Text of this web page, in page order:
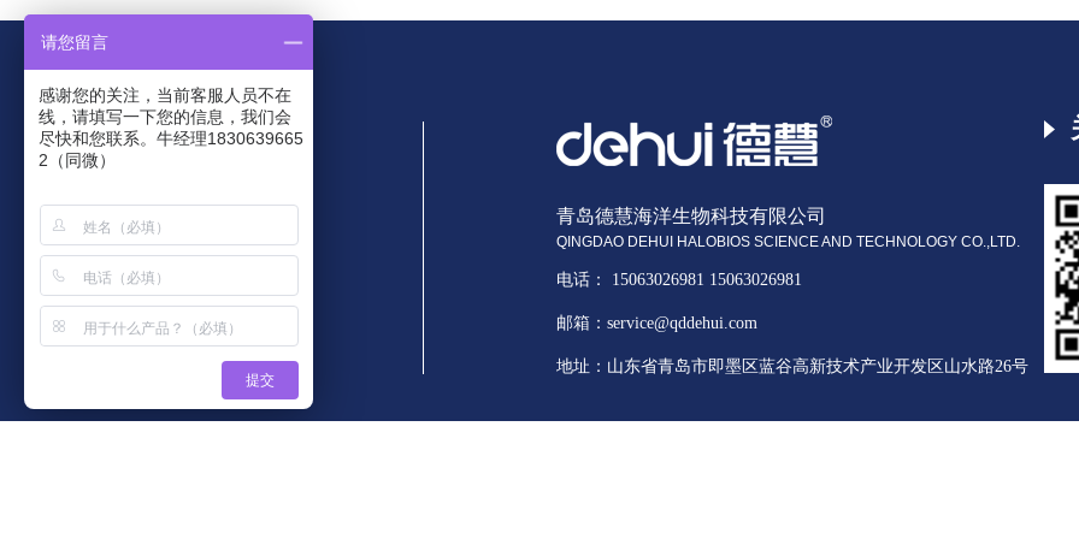
香肠专用粉
火腿专用粉
网站导航
卡拉胶
海藻粉
产品中心
技术支持
解决方案
合作保障
新闻资讯
网站地图
青岛德慧海洋生物科技有限公司
QINGDAO DEHUI HALOBIOS SCIENCE AND TECHNOLOGY CO.,LTD.
电话： 15063026981 15063026981
邮箱：service@qddehui.com
地址：山东省青岛市即墨区蓝谷高新技术产业开发区山水路26号
请您留言
感谢您的关注，当前客服人员不在
线，请填写一下您的信息，我们会
尽快和您联系。牛经理1830639665
2（同微）
提交